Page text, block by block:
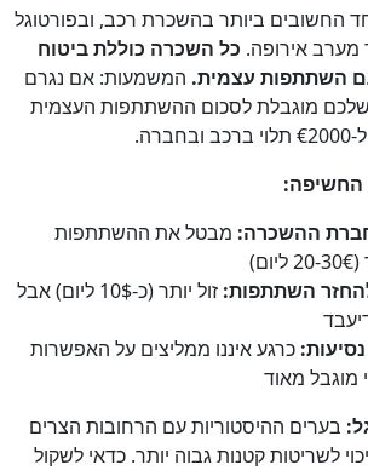
החשובים ביותר בהשכרת רכב, ובפורטוגל
מערב אירופה. כל השכרה כוללת ביטוח
המשמעות: אם נגרם
שלכם מוגבלת לסכום ההשתתפות העצמית
החשיפה:
ההשכרה: מבטל את ההשתתפות
השתתפות:
זול יותר (כ-10$ ליום) אבל
כרגע איננו ממליצים על האפשרות
מוגבל מאוד
בערים ההיסטוריות עם הרחובות הצרים
לשריטות קטנות גבוה יותר. כדאי לשקול